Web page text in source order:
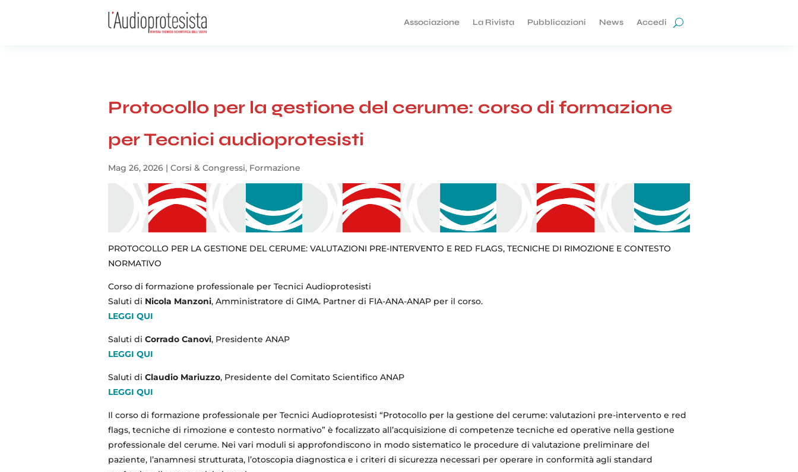
Associazione La Rivista Pubblicazioni News Accedi
Protocollo per la gestione del cerume: corso di formazione
per Tecnici audioprotesisti
Mag 26, 2026 | Corsi & Congressi, Formazione
PROTOCOLLO PER LA GESTIONE DEL CERUME: VALUTAZIONI PRE-INTERVENTO E RED FLAGS, TECNICHE DI RIMOZIONE E CONTESTO
NORMATIVO
Corso di formazione professionale per Tecnici Audioprotesisti
Saluti di Nicola Manzoni, Amministratore di GIMA. Partner di FIA-ANA-ANAP per il corso.
LEGGI QUI
Saluti di Corrado Canovi, Presidente ANAP
LEGGI QUI
Saluti di Claudio Mariuzzo, Presidente del Comitato Scientifico ANAP
LEGGI QUI
Il corso di formazione professionale per Tecnici Audioprotesisti “Protocollo per la gestione del cerume: valutazioni pre-intervento e red
flags, tecniche di rimozione e contesto normativo” è focalizzato all’acquisizione di competenze tecniche ed operative nella gestione
professionale del cerume. Nei vari moduli si approfondiscono in modo sistematico le procedure di valutazione preliminare del
paziente, l’anamnesi strutturata, l’otoscopia diagnostica e i criteri di sicurezza necessari per operare in conformità agli standard